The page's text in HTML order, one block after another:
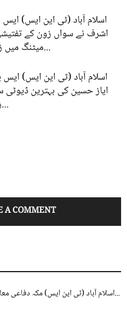
اسلام آباد (ٹی این ایس)
اشرف نے سواں زون کے
میٹنگ میں زیرِ تفتیش مقدمات...
اسلام آباد (ٹی این ایس)
ایاز حسین کی بہترین ڈیوٹی
زون کے افسران کی...
A COMMENT
اسلام آباد (ٹی این ایس) مکہ دفاعی معاہدہ , پاکستان جوہری...